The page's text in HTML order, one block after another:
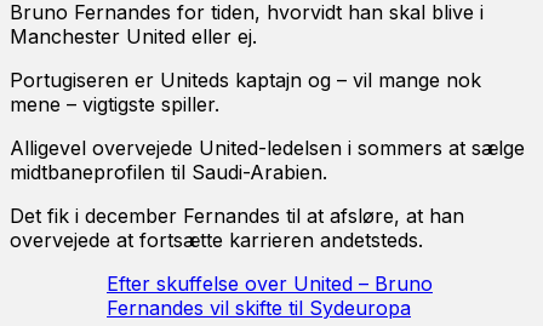
Bruno Fernandes for tiden, hvorvidt han skal blive i
Manchester United eller ej.
Portugiseren er Uniteds kaptajn og – vil mange nok
mene – vigtigste spiller.
Alligevel overvejede United-ledelsen i sommers at sælge
midtbaneprofilen til Saudi-Arabien.
Det fik i december Fernandes til at afsløre, at han
overvejede at fortsætte karrieren andetsteds.
Efter skuffelse over United – Bruno
Fernandes vil skifte til Sydeuropa